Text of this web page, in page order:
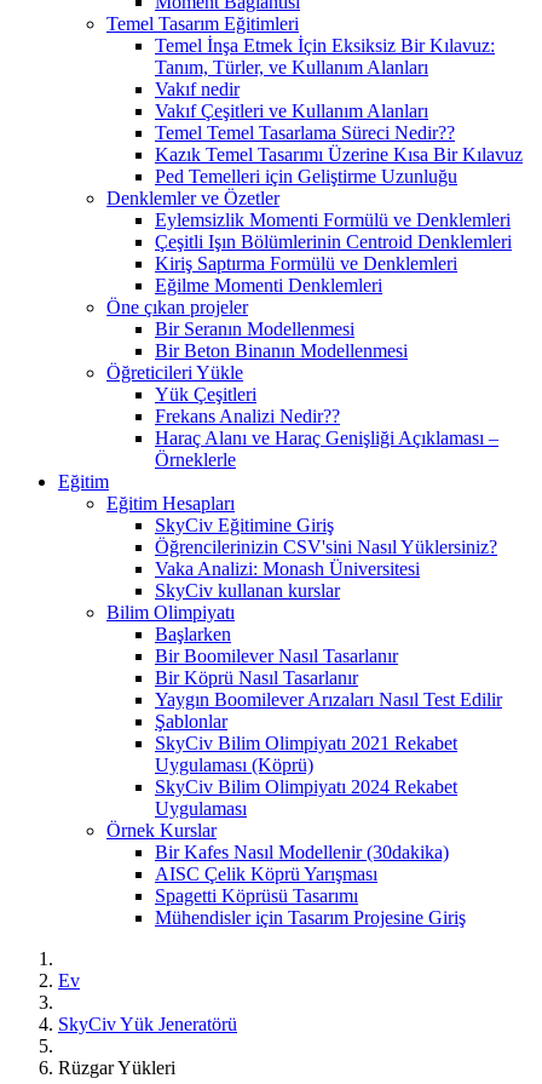
Temel Tasarım Eğitimleri
Temel İnşa Etmek İçin Eksiksiz Bir Kılavuz:
Tanım, Türler, ve Kullanım Alanları
Vakıf nedir
Vakıf Çeşitleri ve Kullanım Alanları
Temel Temel Tasarlama Süreci Nedir??
Kazık Temel Tasarımı Üzerine Kısa Bir Kılavuz
Ped Temelleri için Geliştirme Uzunluğu
Denklemler ve Özetler
Eylemsizlik Momenti Formülü ve Denklemleri
Çeşitli Işın Bölümlerinin Centroid Denklemleri
Kiriş Saptırma Formülü ve Denklemleri
Eğilme Momenti Denklemleri
Öne çıkan projeler
Bir Seranın Modellenmesi
Bir Beton Binanın Modellenmesi
Öğreticileri Yükle
Yük Çeşitleri
Frekans Analizi Nedir??
Haraç Alanı ve Haraç Genişliği Açıklaması –
Örneklerle
Eğitim
Eğitim Hesapları
SkyCiv Eğitimine Giriş
Öğrencilerinizin CSV'sini Nasıl Yüklersiniz?
Vaka Analizi: Monash Üniversitesi
SkyCiv kullanan kurslar
Bilim Olimpiyatı
Başlarken
Bir Boomilever Nasıl Tasarlanır
Bir Köprü Nasıl Tasarlanır
Yaygın Boomilever Arızaları Nasıl Test Edilir
Şablonlar
SkyCiv Bilim Olimpiyatı 2021 Rekabet
Uygulaması (Köprü)
SkyCiv Bilim Olimpiyatı 2024 Rekabet
Uygulaması
Örnek Kurslar
Bir Kafes Nasıl Modellenir (30dakika)
AISC Çelik Köprü Yarışması
Spagetti Köprüsü Tasarımı
Mühendisler için Tasarım Projesine Giriş
Ev
SkyCiv Yük Jeneratörü
Rüzgar Yükleri